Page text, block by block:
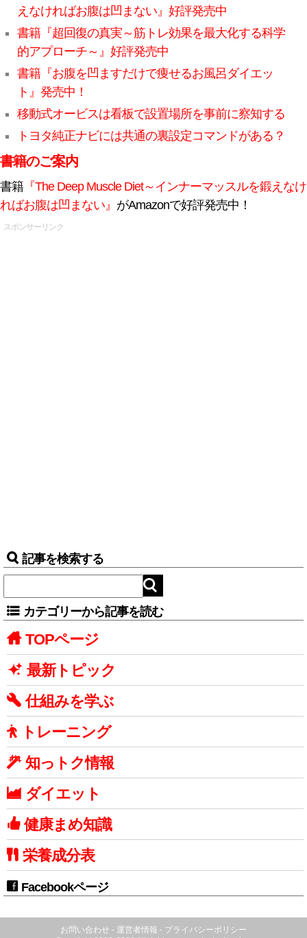
えなければお腹は凹まない』好評発売中
書籍『超回復の真実～筋トレ効果を最大化する科学
的アプローチ～』好評発売中
書籍『お腹を凹ますだけで痩せるお風呂ダイエッ
ト』発売中！
移動式オービスは看板で設置場所を事前に察知する
トヨタ純正ナビには共通の裏設定コマンドがある？
書籍のご案内
書籍『The Deep Muscle Diet～インナーマッスルを鍛えなけ
ればお腹は凹まない』 がAmazonで好評発売中！
スポンサーリンク
記事を検索する
カテゴリーから記事を読む
TOPページ
最新トピック
仕組みを学ぶ
トレーニング
知っトク情報
ダイエット
健康まめ知識
栄養成分表
Facebookページ
お問い合わせ - 運営者情報 - プライバシーポリシー